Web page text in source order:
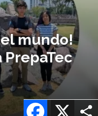
mundo!
PrepaTec
X
Facebook